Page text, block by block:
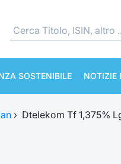
SOSTENIBILE NOTIZIE
› Dtelekom Tf 1,375%